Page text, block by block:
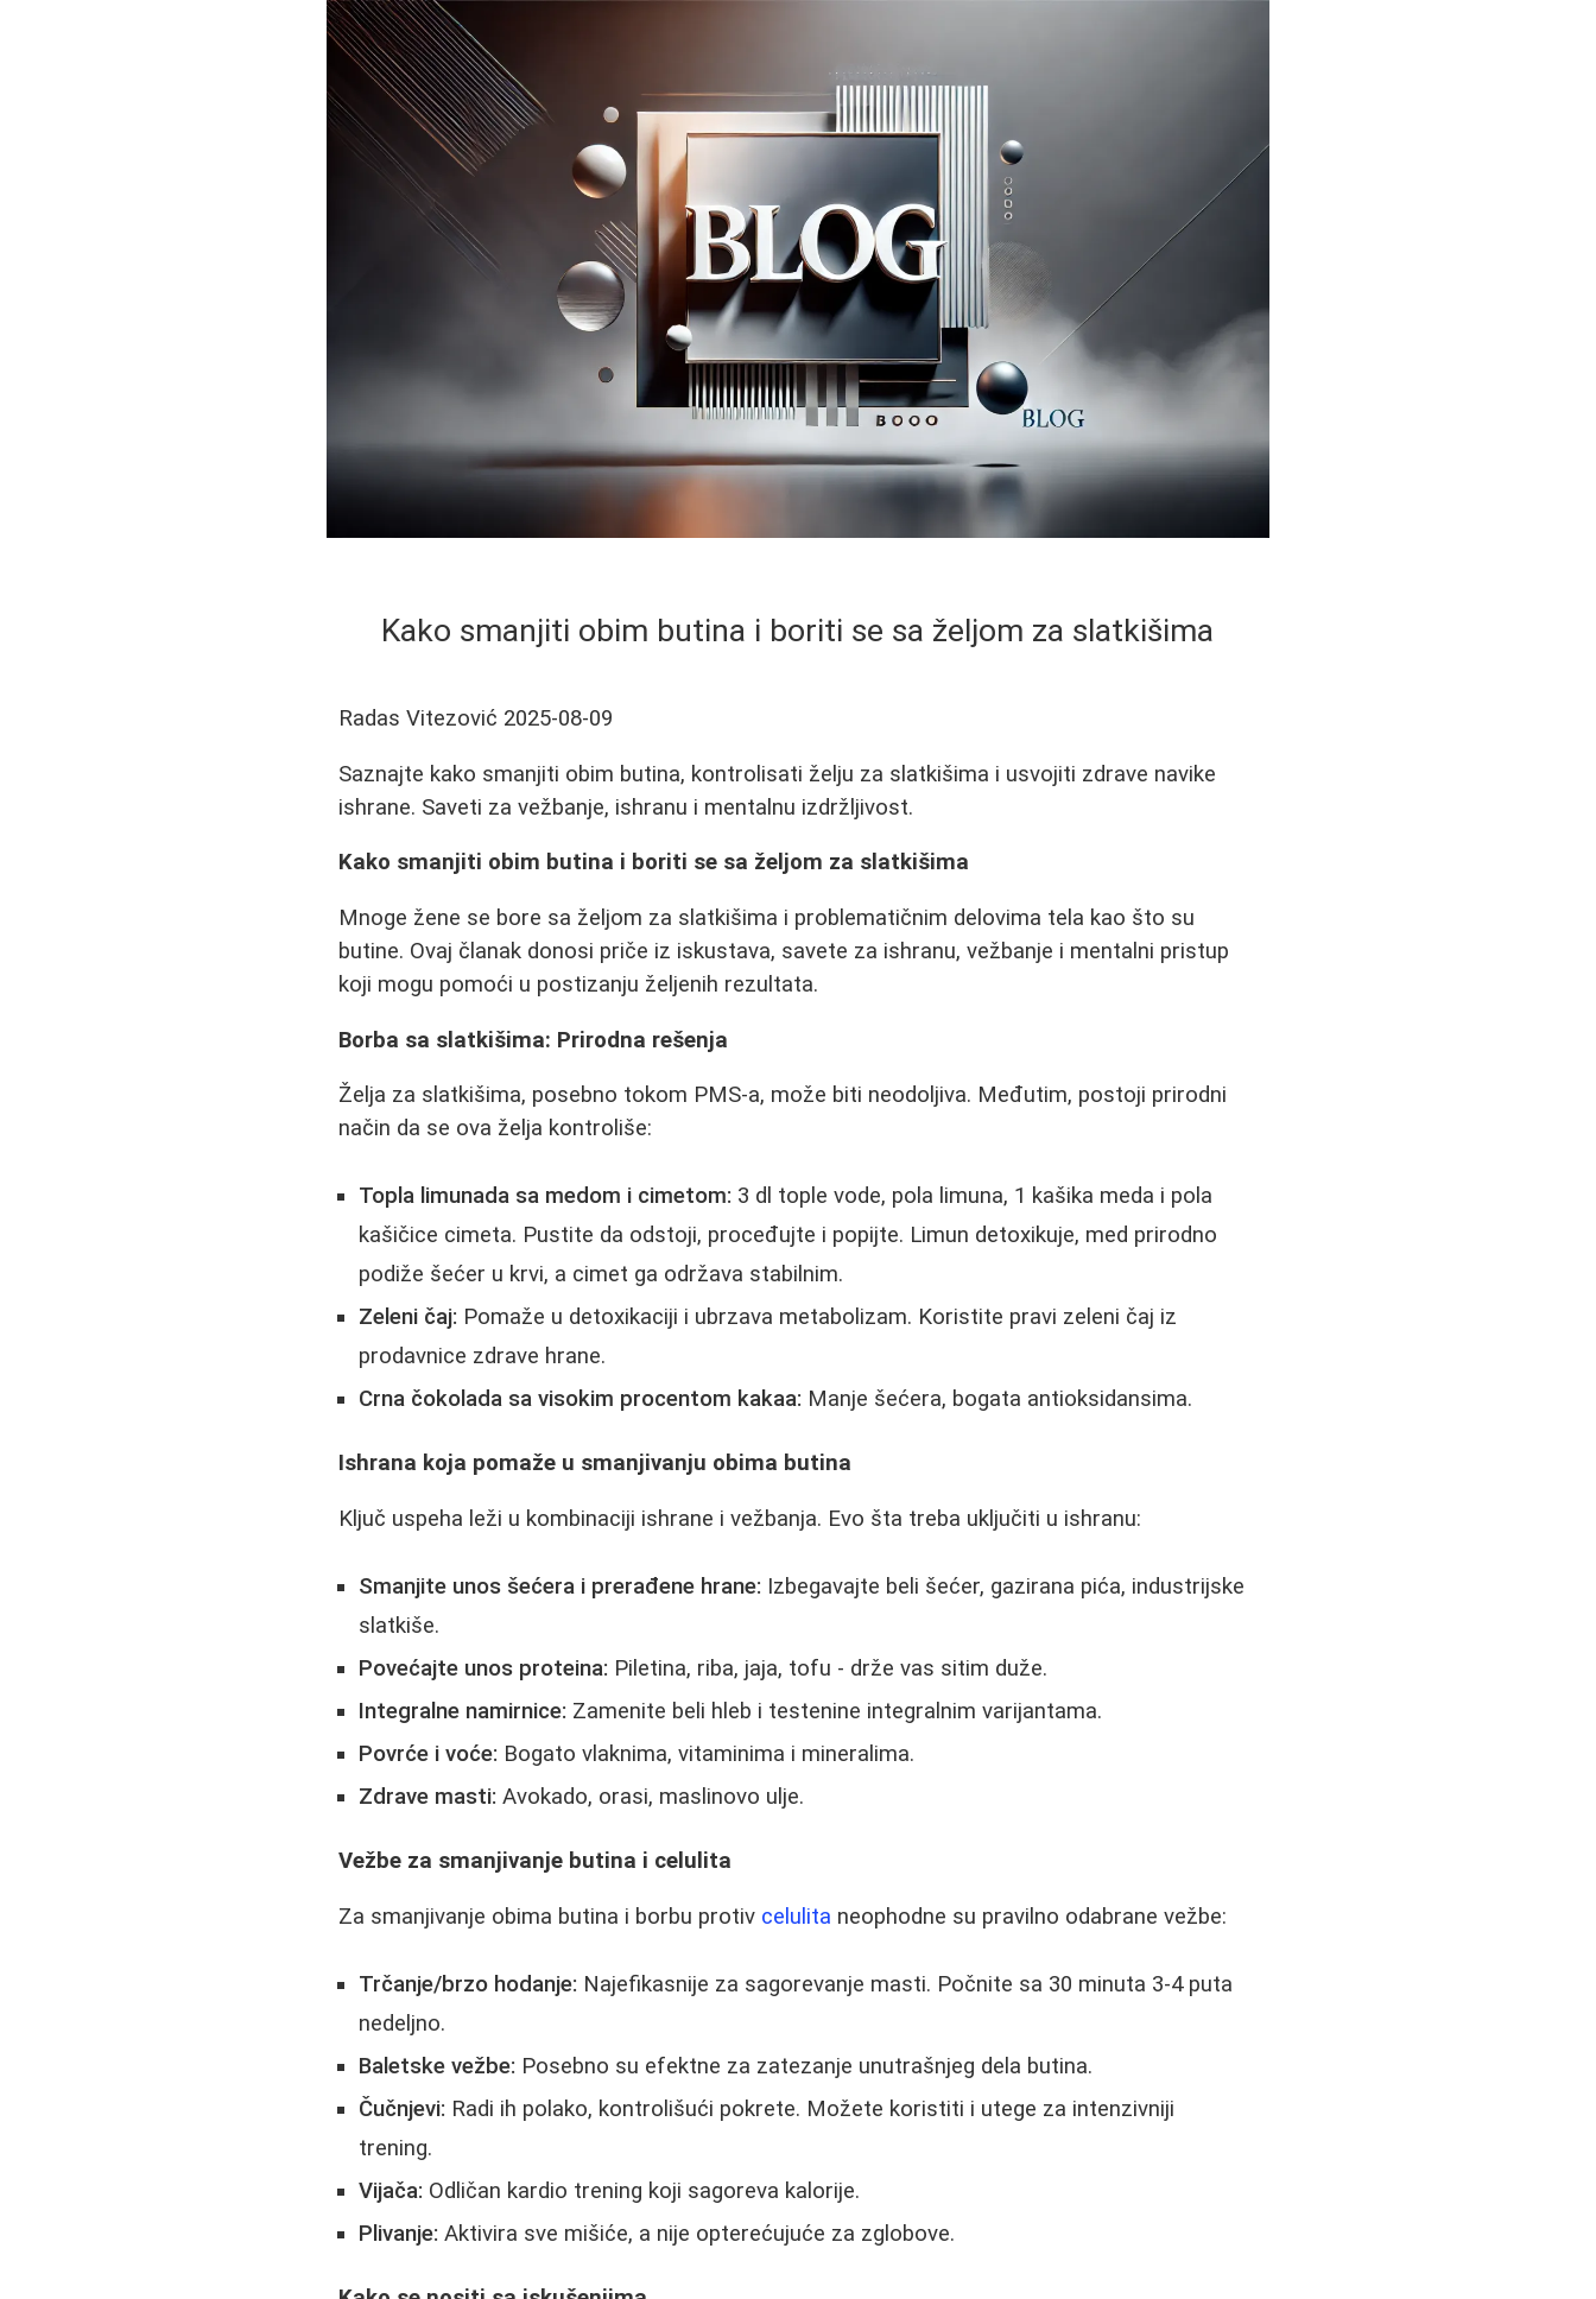
Kako smanjiti obim butina i boriti se sa željom za slatkišima
Radas Vitezović 2025-08-09
Saznajte kako smanjiti obim butina, kontrolisati želju za slatkišima i usvojiti zdrave navike
ishrane. Saveti za vežbanje, ishranu i mentalnu izdržljivost.
Kako smanjiti obim butina i boriti se sa željom za slatkišima
Mnoge žene se bore sa željom za slatkišima i problematičnim delovima tela kao što su
butine. Ovaj članak donosi priče iz iskustava, savete za ishranu, vežbanje i mentalni pristup
koji mogu pomoći u postizanju željenih rezultata.
Borba sa slatkišima: Prirodna rešenja
Želja za slatkišima, posebno tokom PMS-a, može biti neodoljiva. Međutim, postoji prirodni
način da se ova želja kontroliše:
Topla limunada sa medom i cimetom: 3 dl tople vode, pola limuna, 1 kašika meda i pola
kašičice cimeta. Pustite da odstoji, proceđujte i popijte. Limun detoxikuje, med prirodno
podiže šećer u krvi, a cimet ga održava stabilnim.
Zeleni čaj: Pomaže u detoxikaciji i ubrzava metabolizam. Koristite pravi zeleni čaj iz
prodavnice zdrave hrane.
Crna čokolada sa visokim procentom kakaa: Manje šećera, bogata antioksidansima.
Ishrana koja pomaže u smanjivanju obima butina
Ključ uspeha leži u kombinaciji ishrane i vežbanja. Evo šta treba uključiti u ishranu:
Smanjite unos šećera i prerađene hrane: Izbegavajte beli šećer, gazirana pića, industrijske
slatkiše.
Povećajte unos proteina: Piletina, riba, jaja, tofu - drže vas sitim duže.
Integralne namirnice: Zamenite beli hleb i testenine integralnim varijantama.
Povrće i voće: Bogato vlaknima, vitaminima i mineralima.
Zdrave masti: Avokado, orasi, maslinovo ulje.
Vežbe za smanjivanje butina i celulita
Za smanjivanje obima butina i borbu protiv celulita neophodne su pravilno odabrane vežbe:
Trčanje/brzo hodanje: Najefikasnije za sagorevanje masti. Počnite sa 30 minuta 3-4 puta
nedeljno.
Baletske vežbe: Posebno su efektne za zatezanje unutrašnjeg dela butina.
Čučnjevi: Radi ih polako, kontrolišući pokrete. Možete koristiti i utege za intenzivniji
trening.
Vijača: Odličan kardio trening koji sagoreva kalorije.
Plivanje: Aktivira sve mišiće, a nije opterećujuće za zglobove.